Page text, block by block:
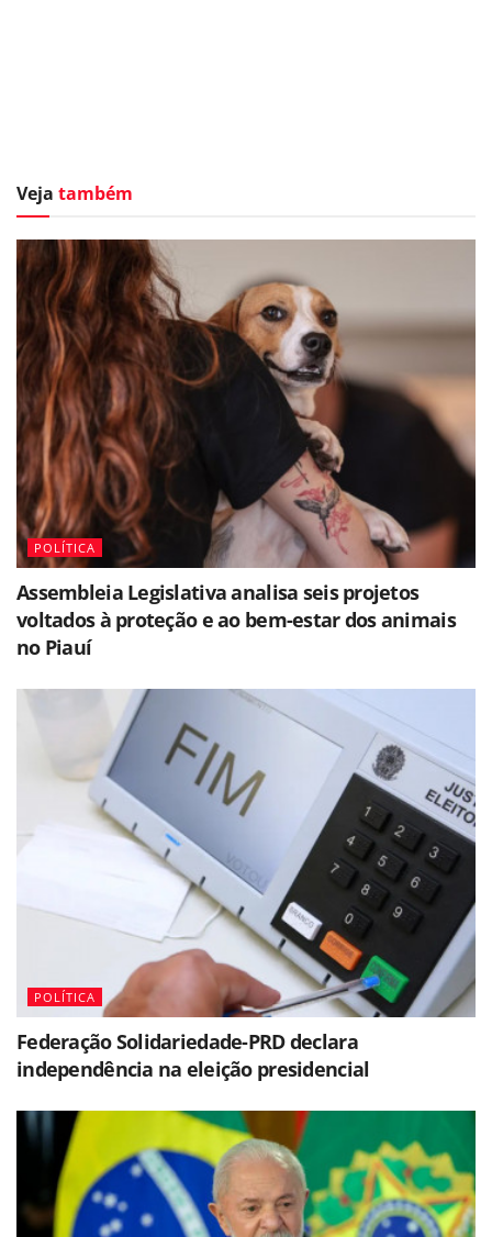
Veja também
POLÍTICA
Assembleia Legislativa analisa seis projetos
voltados à proteção e ao bem-estar dos animais
no Piauí
POLÍTICA
Federação Solidariedade-PRD declara
independência na eleição presidencial